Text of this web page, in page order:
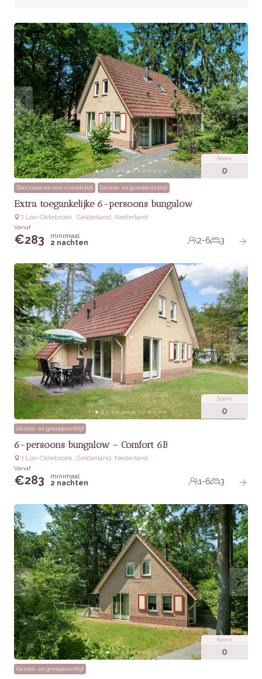
Praktische informatie
Huisdieren:Niet toegestaan
Toegankelijkheid:Bereikbaar via een trap, minder
geschikt voor gasten met mobiliteitsproblemen
Extra’s:Gratis WiFi, airconditioning inbegrepen
Score
0
Duurzaam en eco-vriendelijk Gezins- en groepsverblijf
Extra toegankelijke 6-persoons bungalow
‘t Loo-Oldebroek, Gelderland, Nederland
Vanaf
€283
minimaal
2 nachten
2-6 3
Score
0
Gezins- en groepsverblijf
6-persoons bungalow – Comfort 6B
‘t Loo-Oldebroek, Gelderland, Nederland
Vanaf
€283
minimaal
2 nachten
1-6 3
Score
0
Gezins- en groepsverblijf